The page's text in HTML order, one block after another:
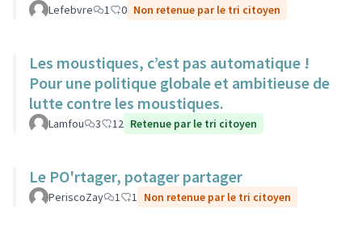
Lefebvre 1 0 Non retenue par le tri citoyen
Les moustiques, c’est pas automatique !
Pour une politique globale et ambitieuse de
lutte contre les moustiques.
Lamfou 3 12 Retenue par le tri citoyen
Le PO'rtager, potager partager
PeriscoZay 1 1 Non retenue par le tri citoyen